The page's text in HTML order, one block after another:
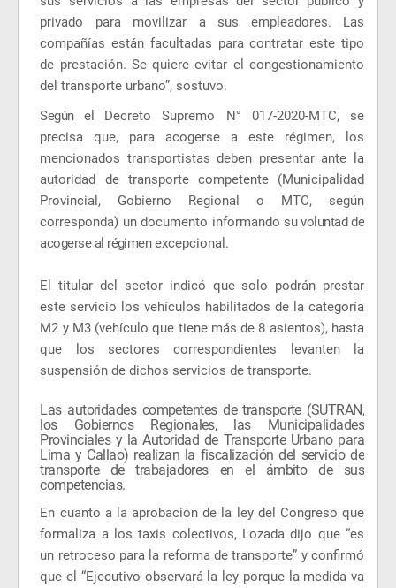
privado para movilizar a sus empleadores. Las
compañías están facultadas para contratar este tipo
de prestación. Se quiere evitar el congestionamiento
del transporte urbano”, sostuvo.
Según el Decreto Supremo N° 017-2020-MTC, se
precisa que, para acogerse a este régimen, los
mencionados transportistas deben presentar ante la
autoridad de transporte competente (Municipalidad
Provincial, Gobierno Regional o MTC, según
corresponda) un documento informandosu voluntad de
acogerse al régimenexcepcional.
El titular del sector indicó que solo podrán prestar
este servicio los vehículos habilitados de la categoría
M2 y M3 (vehículo que tiene más de 8 asientos), hasta
que los sectores correspondientes levanten la
suspensión de dichos servicios de transporte.
Las autoridades competentes de transporte (SUTRAN,
los Gobiernos Regionales, las Municipalidades
Provinciales y la Autoridad de Transporte Urbano para
Lima y Callao) realizan la fiscalización del servicio de
transporte de trabajadores en el ámbito de sus
competencias.
En cuanto a la aprobación de la ley del Congreso que
formaliza a los taxis colectivos, Lozada dijo que “es
un retroceso para la reforma de transporte” y confirmó
que el “Ejecutivo observará la ley porque la medida va